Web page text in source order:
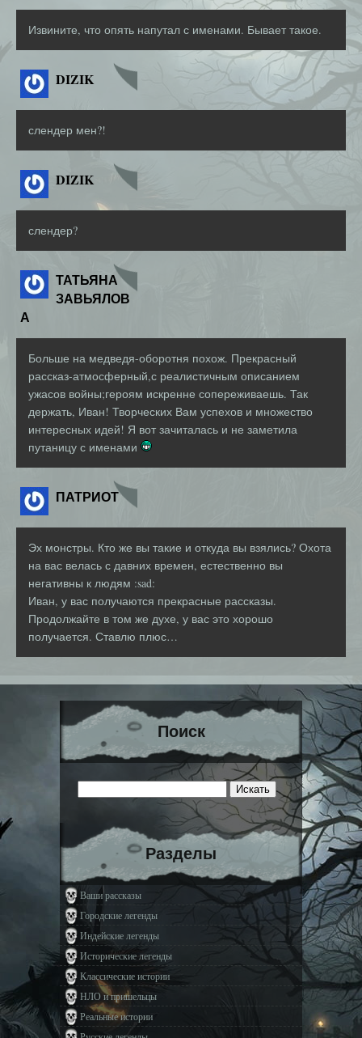
Извините, что опять напутал с именами. Бывает такое.
DIZIK
слендер мен?!
DIZIK
слендер?
ТАТЬЯНА
ЗАВЬЯЛОВ
А
Больше на медведя-оборотня похож. Прекрасный
рассказ-атмосферный,с реалистичным описанием
ужасов войны;героям искренне сопереживаешь. Так
держать, Иван! Творческих Вам успехов и множество
интересных идей! Я вот зачиталась и не заметила
путаницу с именами
ПАТРИОТ
Эх монстры. Кто же вы такие и откуда вы взялись? Охота
на вас велась с давних времен, естественно вы
негативны к людям :sad:
Иван, у вас получаются прекрасные рассказы.
Продолжайте в том же духе, у вас это хорошо
получается. Ставлю плюс…
Поиск
Разделы
Ваши рассказы
Городские легенды
Индейские легенды
Исторические легенды
Классические истории
НЛО и пришельцы
Реальные истории